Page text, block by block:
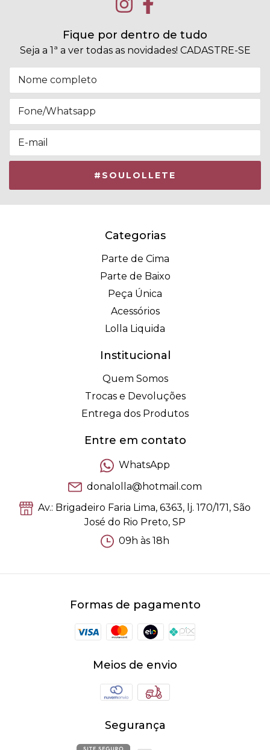
Fique por dentro de tudo
Seja a 1ª a ver todas as novidades! CADASTRE-SE
Categorias
Parte de Cima
Parte de Baixo
Peça Única
Acessórios
Lolla Liquida
Institucional
Quem Somos
Trocas e Devoluções
Entrega dos Produtos
Entre em contato
WhatsApp
donalolla@hotmail.com
Av.: Brigadeiro Faria Lima, 6363, lj. 170/171, São
José do Rio Preto, SP
09h às 18h
Formas de pagamento
Meios de envio
Segurança